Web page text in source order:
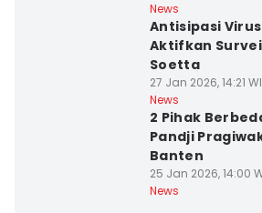
News
Antisipasi
Aktifkan
Soetta
27 Jan 2026, 14:21
News
2 Pihak
Pandji
Banten
25 Jan 2026, 14:00
News